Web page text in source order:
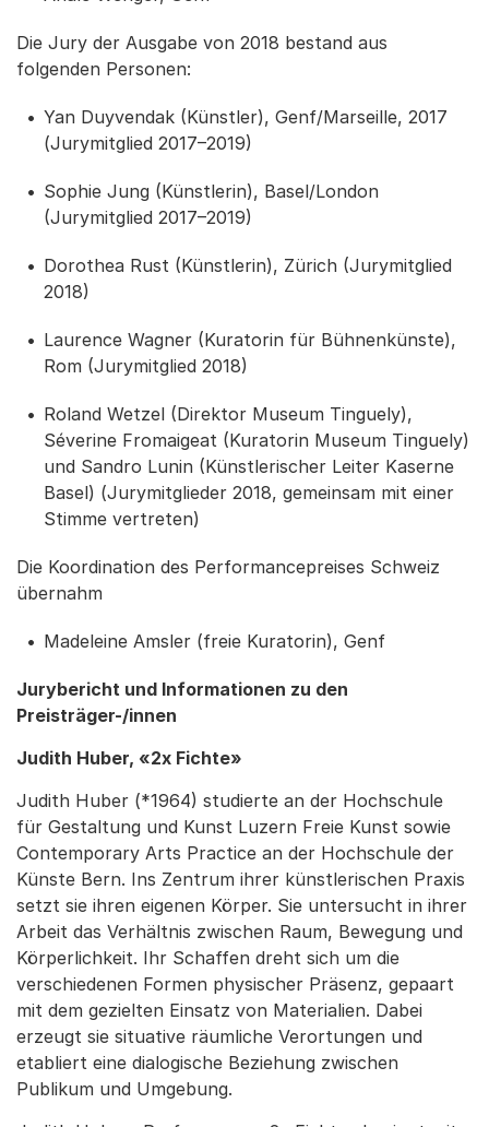
Die Jury der Ausgabe von 2018 bestand aus
folgenden Personen:
Yan Duyvendak (Künstler), Genf/Marseille, 2017
(Jurymitglied 2017–2019)
Sophie Jung (Künstlerin), Basel/London
(Jurymitglied 2017–2019)
Dorothea Rust (Künstlerin), Zürich (Jurymitglied
2018)
Laurence Wagner (Kuratorin für Bühnenkünste),
Rom (Jurymitglied 2018)
Roland Wetzel (Direktor Museum Tinguely),
Séverine Fromaigeat (Kuratorin Museum Tinguely)
und Sandro Lunin (Künstlerischer Leiter Kaserne
Basel) (Jurymitglieder 2018, gemeinsam mit einer
Stimme vertreten)
Die Koordination des Performancepreises Schweiz
übernahm
Madeleine Amsler (freie Kuratorin), Genf
Jurybericht und Informationen zu den
Preisträger-/innen
Judith Huber, «2x Fichte»
Judith Huber (*1964) studierte an der Hochschule
für Gestaltung und Kunst Luzern Freie Kunst sowie
Contemporary Arts Practice an der Hochschule der
Künste Bern. Ins Zentrum ihrer künstlerischen Praxis
setzt sie ihren eigenen Körper. Sie untersucht in ihrer
Arbeit das Verhältnis zwischen Raum, Bewegung und
Körperlichkeit. Ihr Schaffen dreht sich um die
verschiedenen Formen physischer Präsenz, gepaart
mit dem gezielten Einsatz von Materialien. Dabei
erzeugt sie situative räumliche Verortungen und
etabliert eine dialogische Beziehung zwischen
Publikum und Umgebung.